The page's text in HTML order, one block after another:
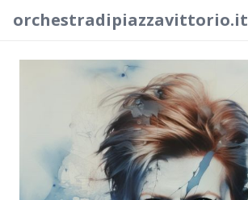
orchestradipiazzavittorio.it
Inicio
La música del pasado
Contacto